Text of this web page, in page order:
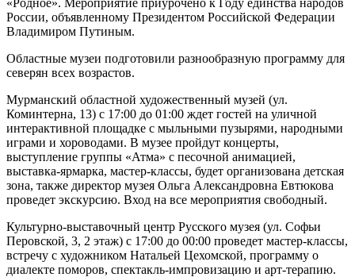
России, объявленному Президентом Российской Федерации
Владимиром Путиным.
Областные музеи подготовили разнообразную программу для
северян всех возрастов.
Мурманский областной художественный музей (ул.
Коминтерна, 13) с 17:00 до 01:00 ждет гостей на уличной
интерактивной площадке с мыльными пузырями, народными
играми и хороводами. В музее пройдут концерты,
выступление группы «Атма» с песочной анимацией,
выставка-ярмарка, мастер-классы, будет организована детская
зона, также директор музея Ольга Александровна Евтюкова
проведет экскурсию. Вход на все мероприятия свободный.
Культурно-выставочный центр Русского музея (ул. Софьи
Перовской, 3, 2 этаж) с 17:00 до 00:00 проведет мастер-классы,
встречу с художником Натальей Цехомской, программу о
диалекте поморов, спектакль-импровизацию и арт-терапию.